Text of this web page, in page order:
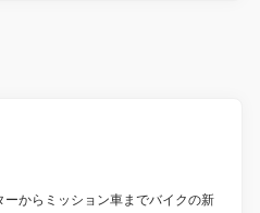
からミッション車までバイクの新